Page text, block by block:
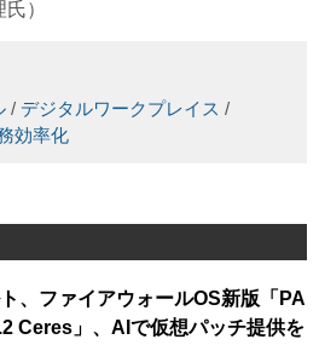
）
/ デジタルワークプレイス /
効率化
、ファイアウォールOS新版「PA
Ceres」、AIで仮想パッチ提供を